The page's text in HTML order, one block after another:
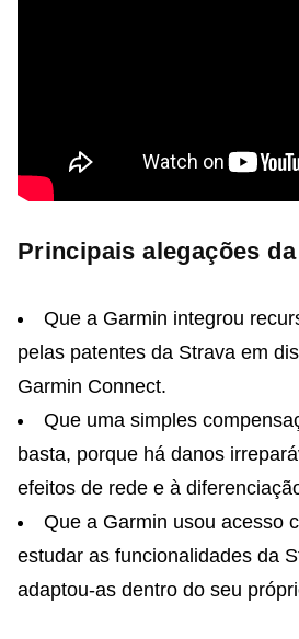
Principais alegações
Que a Garmin integrou
pelas patentes da Strava em
Garmin Connect.
Que uma simples
basta, porque há danos
efeitos de rede e à
Que a Garmin usou acesso
estudar as funcionalidades da
adaptou-as dentro do seu